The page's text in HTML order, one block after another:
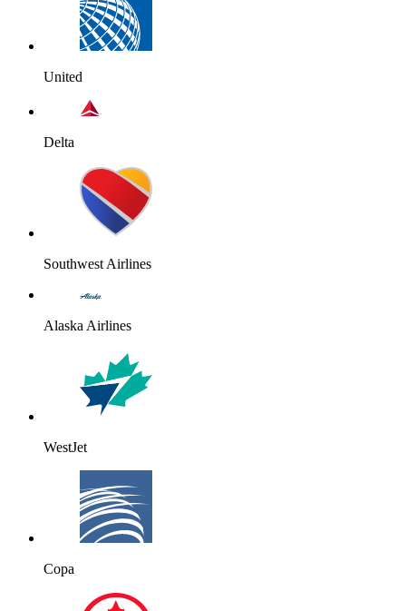
United
Delta
Southwest Airlines
Alaska Airlines
WestJet
Copa